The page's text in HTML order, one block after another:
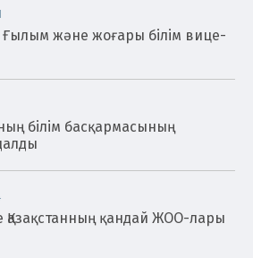
Ғылым және жоғары білім вице-
білім басқармасының
Қазақстанның қандай ЖОО-лары